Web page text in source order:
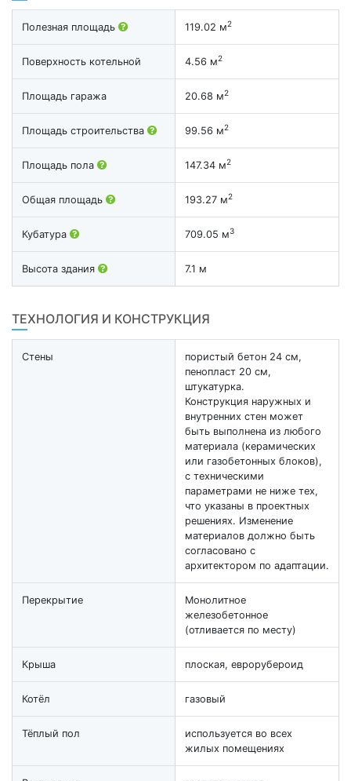
Полезная площадь 119.02 м2
Поверхность котельной 4.56 м2
Площадь гаража 20.68 м2
Площадь строительства 99.56 м2
Площадь пола 147.34 м2
Общая площадь 193.27 м2
Кубатура 709.05 м3
Высота здания 7.1 м
ТЕХНОЛОГИЯ И КОНСТРУКЦИЯ
Стены
пористый бетон 24 см,
пенопласт 20 см,
штукатурка.
Конструкция наружных и
внутренних стен может
быть выполнена из любого
материала (керамических
или газобетонных блоков),
с техническими
параметрами не ниже тех,
что указаны в проектных
решениях. Изменение
материалов должно быть
согласовано с
архитектором по адаптации.
Перекрытие
Монолитное
железобетонное
(отливается по месту)
Крыша плоская, еврорубероид
Котёл газовый
Тёплый пол
используется во всех
жилых помещениях